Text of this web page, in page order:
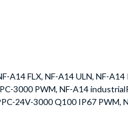
FLX, NF-A14 ULN, NF-
3000 PWM, NF-A14
24V-3000 Q100 IP67 PWM,